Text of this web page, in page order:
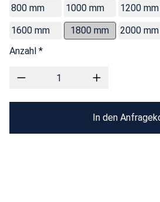
800 mm
1000 mm 1200 mm
1600 mm
1800 mm
2000 mm
Anzahl *
In den